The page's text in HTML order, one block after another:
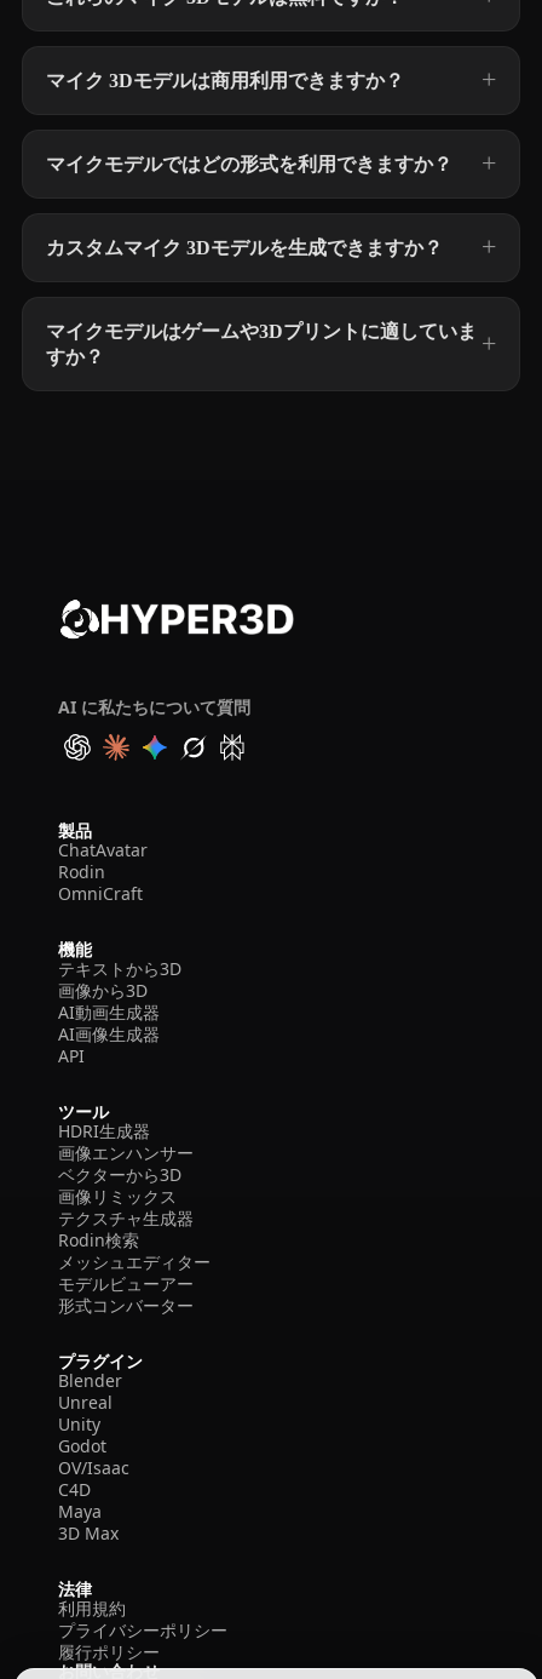
マイク 3Dモデルは商用利用できますか？
マイクモデルではどの形式を利用できますか？
カスタムマイク 3Dモデルを生成できますか？
マイクモデルはゲームや3Dプリントに適していま
すか？
AI に私たちについて質問
製品
ChatAvatar
Rodin
OmniCraft
機能
テキストから3D
画像から3D
AI動画生成器
AI画像生成器
API
ツール
HDRI生成器
画像エンハンサー
ベクターから3D
画像リミックス
テクスチャ生成器
Rodin検索
メッシュエディター
モデルビューアー
形式コンバーター
プラグイン
Blender
Unreal
Unity
Godot
OV/Isaac
C4D
Maya
3D Max
法律
利用規約
プライバシーポリシー
履行ポリシー
お問い合わせ